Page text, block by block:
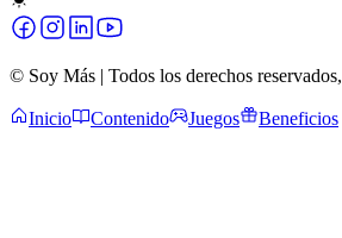
© Soy Más | Todos los derechos reservados,
Inicio Contenido Juegos Beneficios